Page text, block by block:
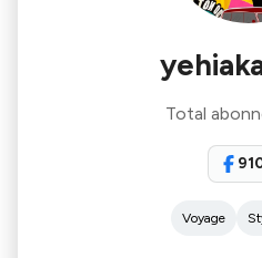
Total
Voyage